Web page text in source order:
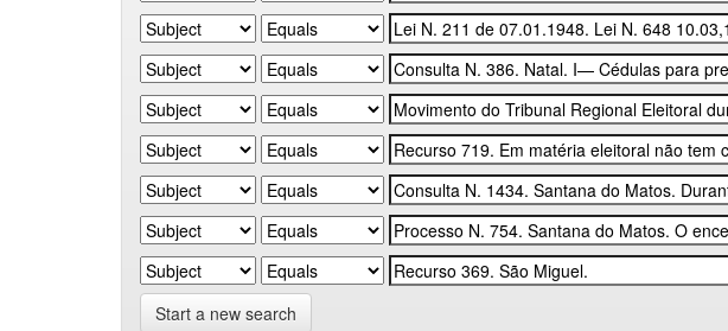
Start a new search